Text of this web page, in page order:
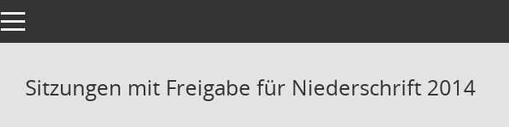
Toggle navigation
Sitzungen mit Freigabe für Niederschrift 2014